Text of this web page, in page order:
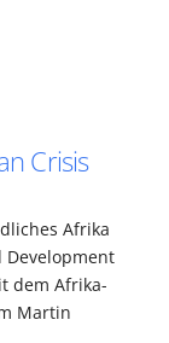
Crisis
Afrika
Development
dem Afrika-
Martin